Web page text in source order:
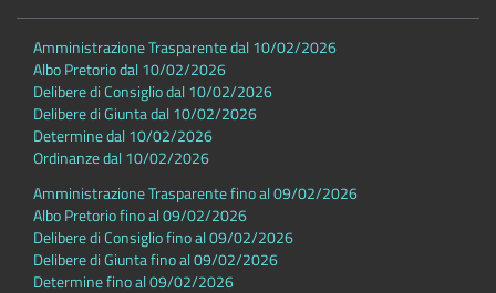
Amministrazione Trasparente dal 10/02/2026
Albo Pretorio dal 10/02/2026
Delibere di Consiglio dal 10/02/2026
Delibere di Giunta dal 10/02/2026
Determine dal 10/02/2026
Ordinanze dal 10/02/2026
Amministrazione Trasparente fino al 09/02/2026
Albo Pretorio fino al 09/02/2026
Delibere di Consiglio fino al 09/02/2026
Delibere di Giunta fino al 09/02/2026
Determine fino al 09/02/2026